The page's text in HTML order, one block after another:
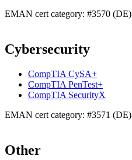
EMAN cert category: #3570 (DE)
Cybersecurity
CompTIA CySA+
CompTIA PenTest+
CompTIA SecurityX
EMAN cert category: #3571 (DE)
Other